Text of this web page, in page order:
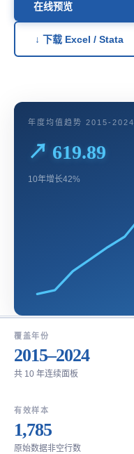
在线预览
↓ 下载 Excel / Stata
年度均值趋势 2015-2024
↗ 619.89
10年增长42%
覆盖年份
2015–2024
共 10 年连续面板
有效样本
1,785
原始数据非空行数